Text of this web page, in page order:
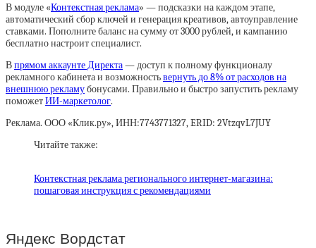
В модуле «Контекстная реклама» — подсказки на каждом этапе,
автоматический сбор ключей и генерация креативов, автоуправление
ставками. Пополните баланс на сумму от 3000 рублей, и кампанию
бесплатно настроит специалист.
Впрямом аккаунте Директа— доступ к полному функционалу
рекламного кабинета и возможностьвернуть до 8% от расходов на
внешнюю рекламубонусами. Правильно и быстро запустить рекламу
поможетИИ-маркетолог.
Реклама. ООО «Клик.ру», ИНН:7743771327, ERID: 2VtzqvL7JUY
Читайте также:
Контекстная реклама регионального интернет-магазина:
пошаговая инструкция с рекомендациями
Яндекс Вордстат